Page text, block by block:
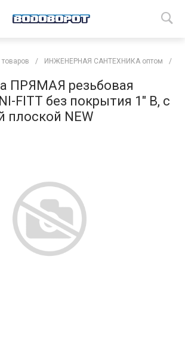
товаров / ИНЖЕНЕРНАЯ САНТЕХНИКА оптом /
ПРЯМАЯ резьбовая
FITT без покрытия 1" В, с
плоской NEW